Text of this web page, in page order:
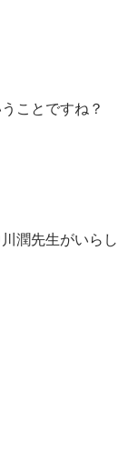
ことですね？
潤先生がいらし